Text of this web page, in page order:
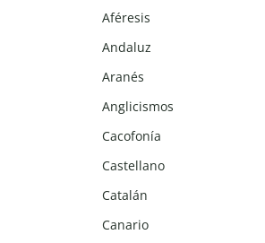
Aféresis
Andaluz
Aranés
Anglicismos
Cacofonía
Castellano
Catalán
Canario